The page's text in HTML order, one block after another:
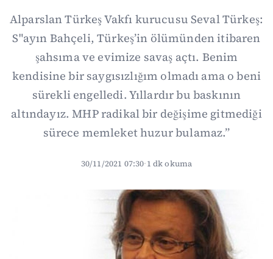
Alparslan Türkeş Vakfı kurucusu Seval Türkeş:
S"ayın Bahçeli, Türkeş’in ölümünden itibaren
şahsıma ve evimize savaş açtı. Benim
kendisine bir saygısızlığım olmadı ama o beni
sürekli engelledi. Yıllardır bu baskının
altındayız. MHP radikal bir değişime gitmediği
sürece memleket huzur bulamaz.”
30/11/2021 07:30·1 dk okuma